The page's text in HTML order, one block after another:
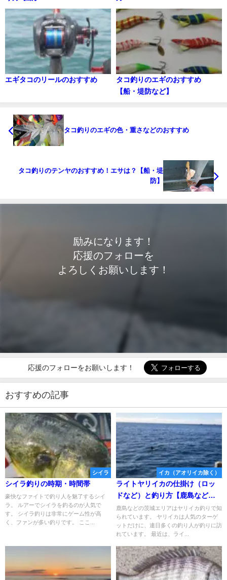
エギタコのリールのおすすめ
タコ釣りのエギのおすすめ
【船・堤防など】
タコ釣りのエギの色・重さなどのおすすめ
タコ釣りのテンヤのおすすめ！エサは？【船・堤
防】
励みになります！
応援のフォローを
よろしくお願いします！
応援のフォローをお願いします！
おすすめの記事
シイラ
シイラ釣りの時期・時間帯
豪快なファイトで釣り人を魅了するシイ
ラ。 ルアーでシイラを釣るのが人気で
す。 シイラ釣りは非常にゲーム性が高
く、ファンが多い釣りです。 ここ...
イカ（アオリイカ除く）
ライトヤリイカの仕掛け（ロッ
ドなど）と釣り方【鹿島などの
茨城エリア】
鹿島などの茨城エリアはヤリイカ釣りで知
られています。 ヤリイカは人気のターゲ
ットだけに、連日多くの釣り人が釣りに訪
れています。 最近は、ライ...